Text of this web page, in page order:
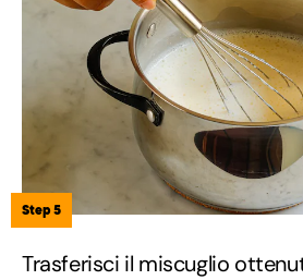
Step 5
Trasferisci il miscuglio